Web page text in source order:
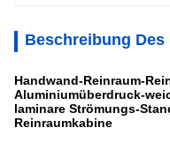
Beschreibung
Handwand-Reinraum-
Aluminiumüberdruck-
laminare Strömungs-
Reinraumkabine